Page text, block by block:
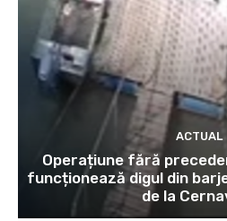
ACTUAL
Operațiune fără
funcționează digul din
de la